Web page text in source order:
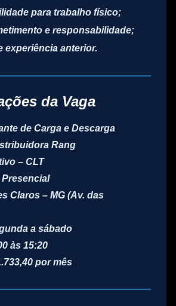
para trabalho físico;
e responsabilidade;
experiência anterior.
da Vaga
de Carga e Descarga
Rang
– CLT
Presencial
Claros – MG (Av. das
a sábado
às 15:20
por mês